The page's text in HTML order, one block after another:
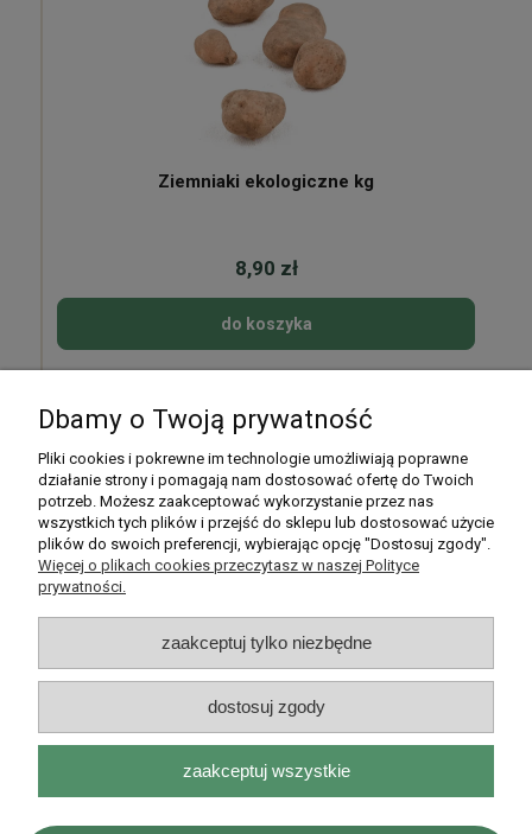
Ziemniaki ekologiczne kg
8,90 zł
do koszyka
Moje konto
Płatności i dostawa
Informacje
O nas
Rarytasy Dolnośląskie | ul. Olszewskiego 99, 51-638 Wrocław |
kontakt@rarytasydolnoslaskie.pl|537 71 71 71| NIP: 8982036706 |
Dbamy o Twoją prywatność
Pliki cookies i pokrewne im technologie umożliwiają poprawne
działanie strony i pomagają nam dostosować ofertę do Twoich
potrzeb. Możesz zaakceptować wykorzystanie przez nas
wszystkich tych plików i przejść do sklepu lub dostosować użycie
plików do swoich preferencji, wybierając opcję "Dostosuj zgody".
Więcej o plikach cookies przeczytasz w naszej Polityce
prywatności.
zaakceptuj tylko niezbędne
dostosuj zgody
zaakceptuj wszystkie